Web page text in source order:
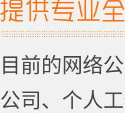
目前的网络
公司、个人